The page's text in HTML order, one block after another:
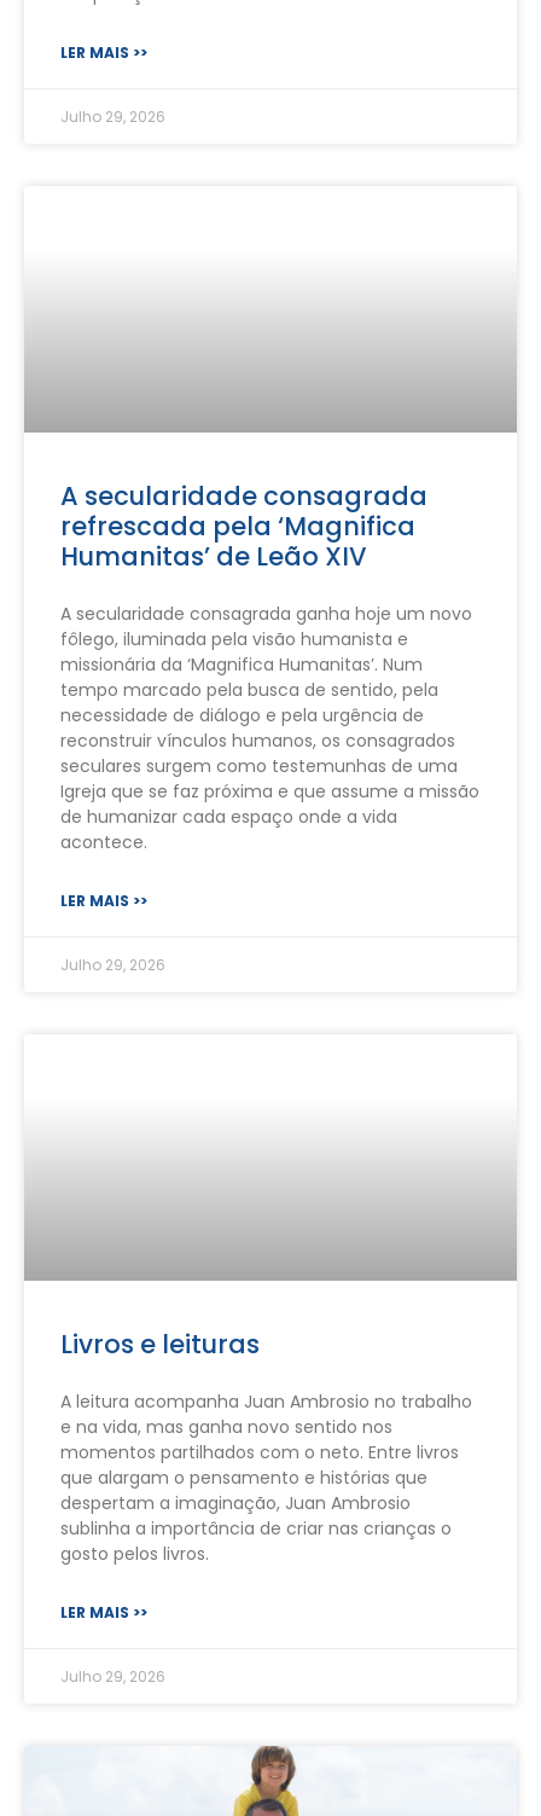
LER MAIS >>
Julho 29, 2026
A secularidade consagrada
refrescada pela ‘Magnifica
Humanitas’ de Leão XIV
A secularidade consagrada ganha hoje um novo
fôlego, iluminada pela visão humanista e
missionária da ‘Magnifica Humanitas’. Num
tempo marcado pela busca de sentido, pela
necessidade de diálogo e pela urgência de
reconstruir vínculos humanos, os consagrados
seculares surgem como testemunhas de uma
Igreja que se faz próxima e que assume a missão
de humanizar cada espaço onde a vida
acontece.
LER MAIS >>
Julho 29, 2026
Livros e leituras
A leitura acompanha Juan Ambrosio no trabalho
e na vida, mas ganha novo sentido nos
momentos partilhados com o neto. Entre livros
que alargam o pensamento e histórias que
despertam a imaginação, Juan Ambrosio
sublinha a importância de criar nas crianças o
gosto pelos livros.
LER MAIS >>
Julho 29, 2026